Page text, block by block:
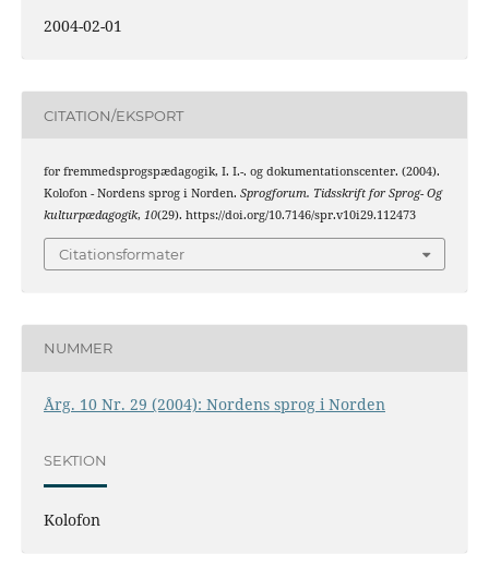
2004-02-01
CITATION/EKSPORT
for fremmedsprogspædagogik, I. I.-. og dokumentationscenter. (2004).
Kolofon - Nordens sprog i Norden. Sprogforum. Tidsskrift for Sprog- Og
kulturpædagogik, 10(29). https://doi.org/10.7146/spr.v10i29.112473
Citationsformater
NUMMER
Årg. 10 Nr. 29 (2004): Nordens sprog i Norden
SEKTION
Kolofon